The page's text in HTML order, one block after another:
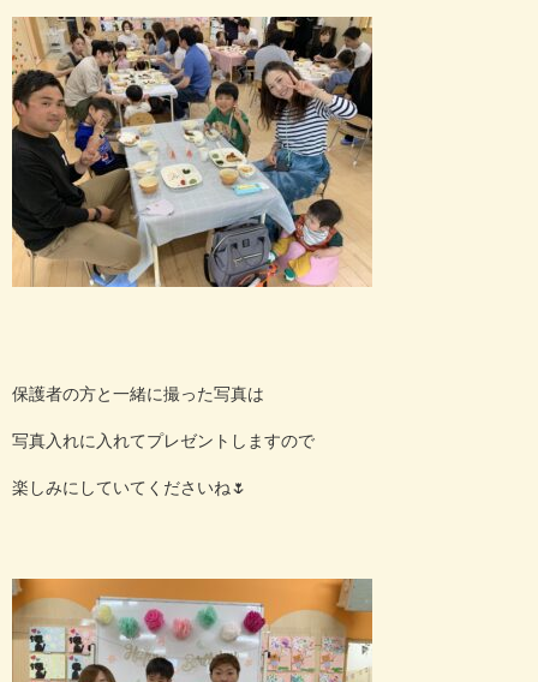
保護者の方と一緒に撮った写真は
写真入れに入れてプレゼントしますので
楽しみにしていてくださいね🌷